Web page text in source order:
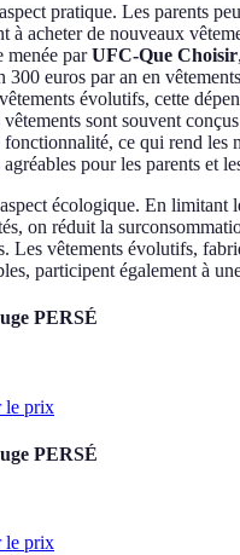
pratique. Les parents
à acheter de nouveaux
menée parUFC-Que Choisir
300 euros par an en
évolutifs, cette
vêtements sont souvent
ce qui rend les
pour les parents et
écologique. En limitant
on réduit la
Les vêtements évolutifs,
participent également à
PERSÉ
le prix
PERSÉ
le prix